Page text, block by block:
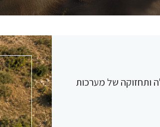
ותחזוקה של מערכות